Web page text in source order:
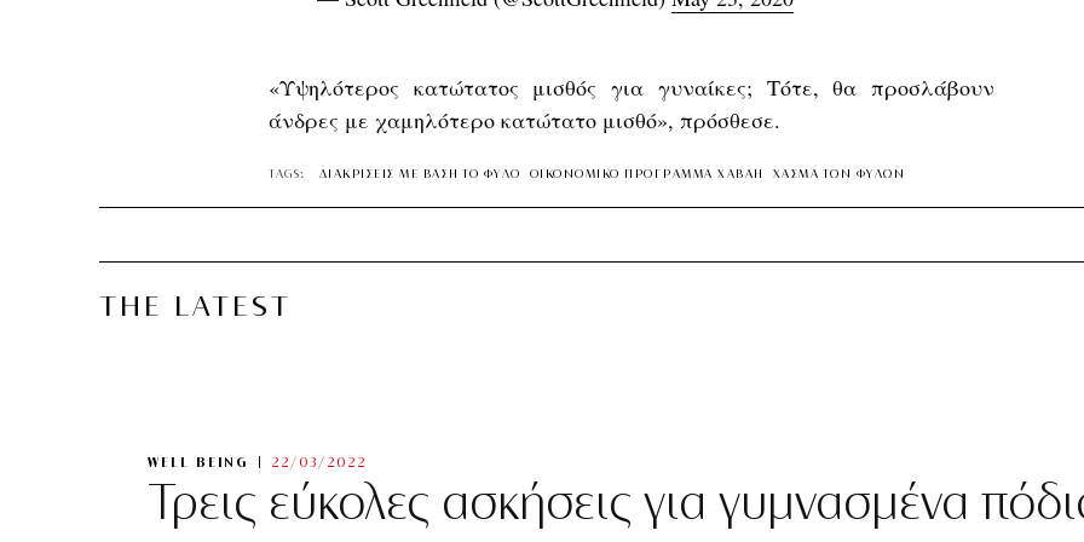
«Υψηλότερος κατώτατος μισθός για γυναίκες; Τότε, θα προσλάβουν
άνδρες με χαμηλότερο κατώτατο μισθό», πρόσθεσε.
TAGS: ΔΙΑΚΡΙΣΕΙΣ ΜΕ ΒΑΣΗ ΤΟ ΦΥΛΟ ΟΙΚΟΝΟΜΙΚΟ ΠΡΟΓΡΑΜΜΑ ΧΑΒΑΗ ΧΑΣΜΑ ΤΩΝ ΦΥΛΩΝ
THE LATEST
WELL BEING 22/03/2022
Τρεις εύκολες ασκήσεις για γυμνασμένα